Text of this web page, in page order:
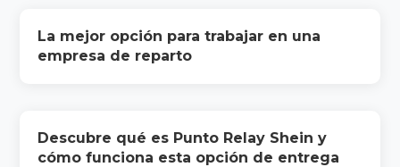
La mejor opción para trabajar en una
empresa de reparto
Descubre qué es Punto Relay Shein y
cómo funciona esta opción de entrega